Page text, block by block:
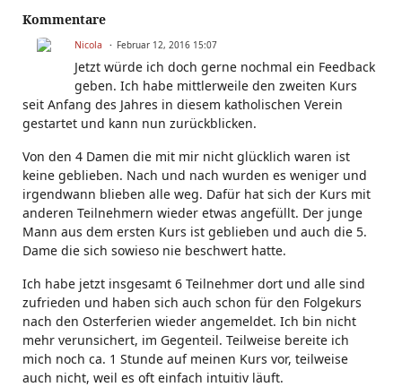
Kommentare
Nicola Februar 12, 2016 15:07
Jetzt würde ich doch gerne nochmal ein Feedback
geben. Ich habe mittlerweile den zweiten Kurs
seit Anfang des Jahres in diesem katholischen Verein
gestartet und kann nun zurückblicken.
Von den 4 Damen die mit mir nicht glücklich waren ist
keine geblieben. Nach und nach wurden es weniger und
irgendwann blieben alle weg. Dafür hat sich der Kurs mit
anderen Teilnehmern wieder etwas angefüllt. Der junge
Mann aus dem ersten Kurs ist geblieben und auch die 5.
Dame die sich sowieso nie beschwert hatte.
Ich habe jetzt insgesamt 6 Teilnehmer dort und alle sind
zufrieden und haben sich auch schon für den Folgekurs
nach den Osterferien wieder angemeldet. Ich bin nicht
mehr verunsichert, im Gegenteil. Teilweise bereite ich
mich noch ca. 1 Stunde auf meinen Kurs vor, teilweise
auch nicht, weil es oft einfach intuitiv läuft.